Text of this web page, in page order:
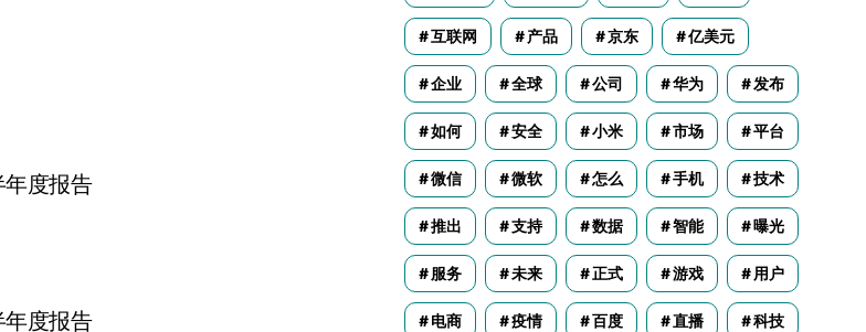
互联网 产品 京东 亿美元
企业 全球 公司 华为 发布
如何 安全 小米 市场 平台
微信 微软 怎么 手机 技术
推出 支持 数据 智能 曝光
服务 未来 正式 游戏 用户
电商 疫情 百度 直播 科技